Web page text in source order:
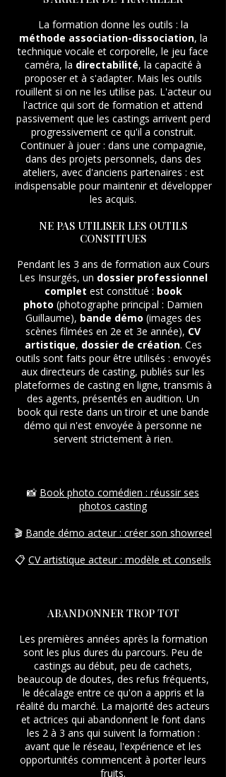
La formation donne les outils : la
méthode association-dissociation, la
technique vocale et corporelle, le jeu face
caméra, la directabilité, la capacité à
proposer et à s'adapter. Mais les outils
rouillent si on ne les utilise pas. L'acteur ou
l'actrice qui sort de formation et attend
passivement que les castings arrivent perd
progressivement ce qu'il a construit.
Continuer à jouer : dans une compagnie,
dans des projets personnels, dans des
ateliers, avec d'anciens partenaires : est
indispensable pour maintenir et développer
les acquis.
NE PAS UTILISER LES OUTILS
CONSTITUES
Pendant les 3 ans de formation aux Cours
Les Insurgés, un dossier professionnel
complet est constitué : book
photo (photographe principal : Damien
Guillaume), bande démo (images des
scènes filmées en 2e et 3e année), CV
artistique, dossier de création. Ces
outils sont faits pour être utilisés : envoyés
aux directeurs de casting, publiés sur les
plateformes de casting en ligne, transmis à
des agents, présentés en audition. Un
book qui reste dans un tiroir et une bande
démo qui n'est envoyée à personne ne
servent strictement à rien.
📸 Book photo comédien : réussir ses
photos casting
🎬 Bande démo acteur : créer son showreel
📋 CV artistique acteur : modèle et conseils
ABANDONNER TROP TOT
Les premières années après la formation
sont les plus dures du parcours. Peu de
castings au début, peu de cachets,
beaucoup de doutes, des refus fréquents,
le décalage entre ce qu'on a appris et la
réalité du marché. La majorité des acteurs
et actrices qui abandonnent le font dans
les 2 à 3 ans qui suivent la formation :
avant que le réseau, l'expérience et les
opportunités commencent à porter leurs
fruits.